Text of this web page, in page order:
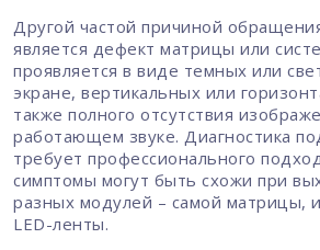
Другой частой причиной
является дефект матрицы или
проявляется в виде темных или
экране, вертикальных или
также полного отсутствия
работающем звуке. Диагностика
требует профессионального
симптомы могут быть схожи при
разных модулей – самой матрицы,
LED-ленты.